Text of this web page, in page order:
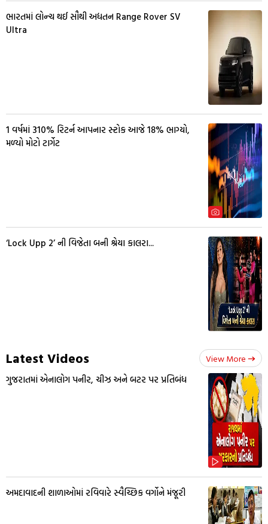
ભારતમાં લોન્ચ થઈ સૌથી અદ્યતન Range Rover SV
Ultra
1 વર્ષમાં 310% રિટર્ન આપનાર સ્ટોક આજે 18% ભાગ્યો,
મળ્યો મોટો ટાર્ગેટ
‘Lock Upp 2’ ની વિજેતા બની શ્રેયા કાલરા...
Latest Videos View More
ગુજરાતમાં એનાલોગ પનીર, ચીઝ અને બટર પર પ્રતિબંધ
અમદાવાદની શાળાઓમાં રવિવારે સ્વૈચ્છિક વર્ગોને મંજૂરી